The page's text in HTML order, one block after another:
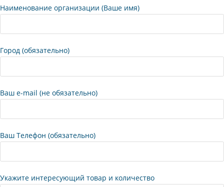
Наименование организации (Ваше имя)
Город (обязательно)
Ваш e-mail (не обязательно)
Ваш Телефон (обязательно)
Укажите интересующий товар и количество